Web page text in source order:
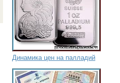
Динамика цен на палладий